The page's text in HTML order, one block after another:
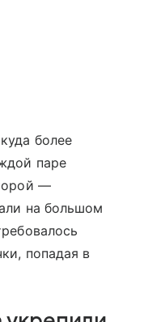
более
паре
—
на большом
попадая в